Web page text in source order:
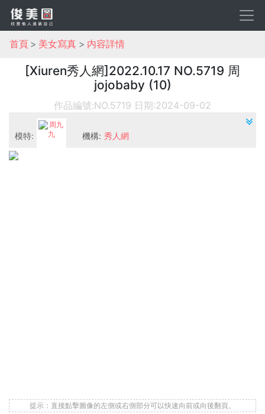
首頁 美女寫真 内容詳情
[Xiuren秀人網]2022.10.17 NO.5719 周
jojobaby (10)
作品編號:NO.5719 日期:2024-09-02
模特: 機構: 秀人網
提示：直接點擊圖像的左側或右側部分可以快速向前或向後翻頁。